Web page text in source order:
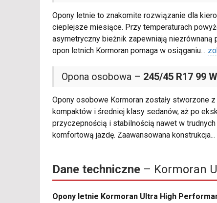
Opony letnie to znakomite rozwiązanie dla
cieplejsze miesiące. Przy temperaturach
asymetryczny bieżnik zapewniają
opon letnich Kormoran pomaga w osiąganiu...
Opona osobowa – 245/45 R17 99 W
Opony osobowe Kormoran zostały stworzone
kompaktów i średniej klasy sedanów, aż po
przyczepnością i stabilnością nawet w
komfortową jazdę. Zaawansowana konstrukcja...
Dane techniczne – Kormoran
Opony letnie Kormoran Ultra High